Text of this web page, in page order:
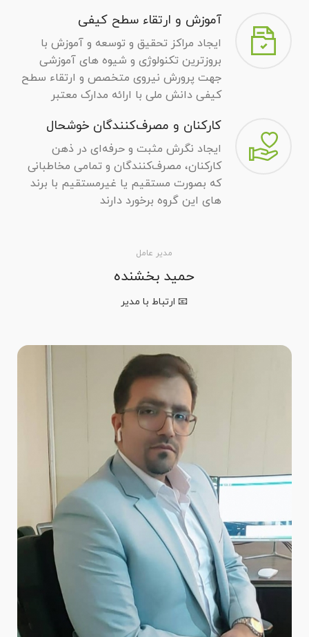
آموزش و ارتقاء سطح كيفی
ايجاد مراكز تحقيق و توسعه و آموزش با
بروزترين تكنولوژی و شيوه های آموزشی
جهت پرورش نيروی متخصص و ارتقاء سطح
كيفی دانش ملی با ارائه مدارک معتبر
کارکنان و مصرف‌كنندگان خوشحال
ایجاد نگرش مثبت و حرفه‌ای در ذهن
كاركنان، مصرف‌كنندگان و تمامی مخاطبانی
كه بصورت مستقيم يا غيرمستقيم با برند
های اين گروه برخورد دارند
مدیر عامل
حمید بخشنده
📧 ارتباط با مدیر